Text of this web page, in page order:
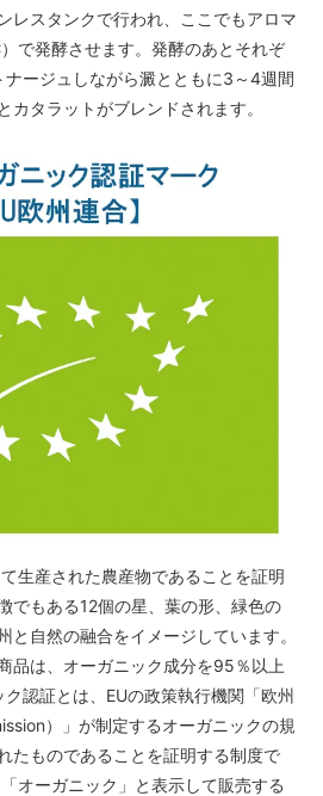
レスタンクで行われ、ここでもアロマ
で発酵させます。発酵のあとそれぞ
ージュしながら澱とともに3～4週間
カタラットがブレンドされます。
生産された農産物であることを証明
でもある12個の星、葉の形、緑色の
と自然の融合をイメージしています。
品は、オーガニック成分を95％以上
認証とは、EUの政策執行機関「欧州
）」が制定するオーガニックの規
たものであることを証明する制度で
オーガニック」と表示して販売する